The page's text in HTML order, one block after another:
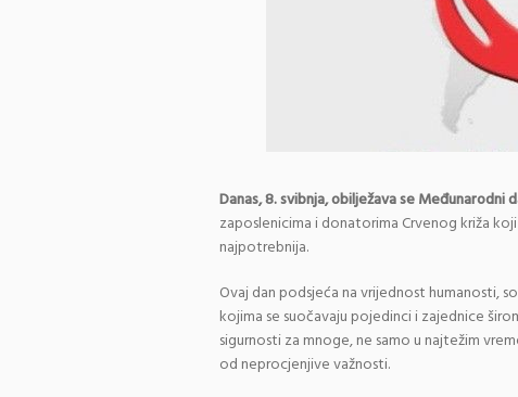
Danas, 8. svibnja, obilježava se Međunarodni
zaposlenicima i donatorima Crvenog križa
najpotrebnija.
Ovaj dan podsjeća na vrijednost humanosti,
kojima se suočavaju pojedinci i zajednice
sigurnosti za mnoge, ne samo u najtežim
od neprocjenjive važnosti.